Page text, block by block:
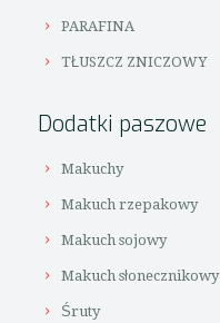
PARAFINA
TŁUSZCZ ZNICZOWY
Dodatki paszowe
Makuchy
Makuch rzepakowy
Makuch sojowy
Makuch słonecznikowy
Śruty